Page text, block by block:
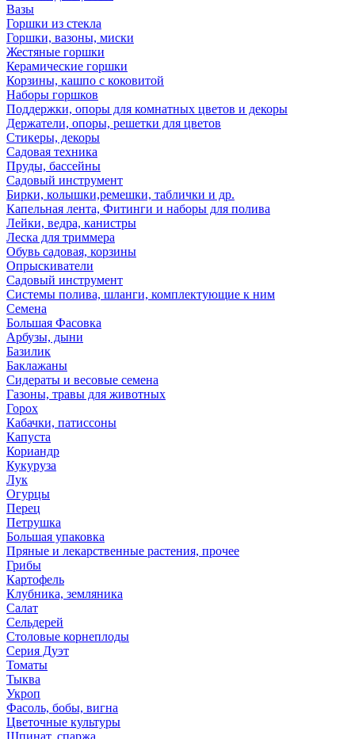
Вазы
Горшки из стекла
Горшки, вазоны, миски
Жестяные горшки
Керамические горшки
Корзины, кашпо с коковитой
Наборы горшков
Поддержки, опоры для комнатных цветов и декоры
Держатели, опоры, решетки для цветов
Стикеры, декоры
Садовая техника
Пруды, бассейны
Садовый инструмент
Бирки, колышки,ремешки, таблички и др.
Капельная лента, Фитинги и наборы для полива
Лейки, ведра, канистры
Леска для триммера
Обувь садовая, корзины
Опрыскиватели
Садовый инструмент
Системы полива, шланги, комплектующие к ним
Семена
Большая Фасовка
Арбузы, дыни
Базилик
Баклажаны
Сидераты и весовые семена
Газоны, травы для животных
Горох
Кабачки, патиссоны
Капуста
Кориандр
Кукуруза
Лук
Огурцы
Перец
Петрушка
Большая упаковка
Пряные и лекарственные растения, прочее
Грибы
Картофель
Клубника, земляника
Салат
Сельдерей
Столовые корнеплоды
Серия Дуэт
Томаты
Тыква
Укроп
Фасоль, бобы, вигна
Цветочные культуры
Шпинат, спаржа